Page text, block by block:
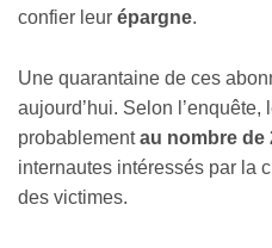
confier leur épargne.
Une quarantaine de ces
aujourd’hui. Selon
probablementau nombre de
internautes intéressés par la
des victimes.